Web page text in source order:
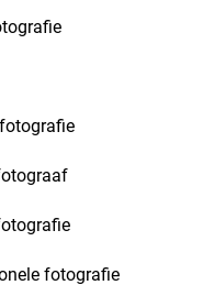
fotografie